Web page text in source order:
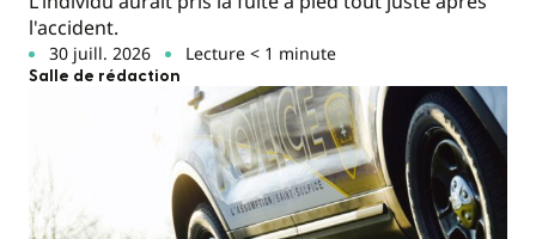
l'accident.
30 juill. 2026 Lecture < 1 minute
Salle de rédaction